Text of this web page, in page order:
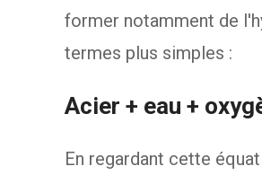
former notamment de
termes plus simples :
Acier + eau +
En regardant cette